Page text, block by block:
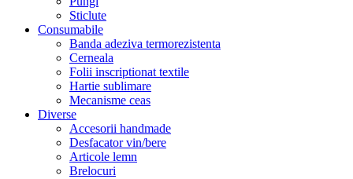
Sticlute
Consumabile
Banda adeziva termorezistenta
Cerneala
Folii inscriptionat textile
Hartie sublimare
Mecanisme ceas
Diverse
Accesorii handmade
Desfacator vin/bere
Articole lemn
Brelocuri